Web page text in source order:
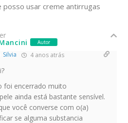
usar creme antirrugas
Autor
Silvia 4 anos atrás
foi encerrado muito
ainda está bastante sensível.
você converse com o(a)
se alguma substancia